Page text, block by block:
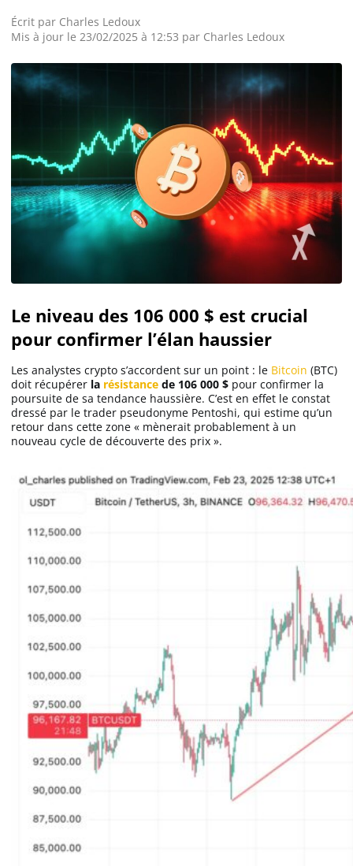
Écrit par Charles Ledoux
Mis à jour le 23/02/2025 à 12:53 par Charles Ledoux
Le niveau des 106 000 $ est crucial
pour confirmer l’élan haussier
Les analystes crypto s’accordent sur un point : le Bitcoin (BTC)
doit récupérer la résistance de 106 000 $ pour confirmer la
poursuite de sa tendance haussière. C’est en effet le constat
dressé par le trader pseudonyme Pentoshi, qui estime qu’un
retour dans cette zone « mènerait probablement à un
nouveau cycle de découverte des prix ».